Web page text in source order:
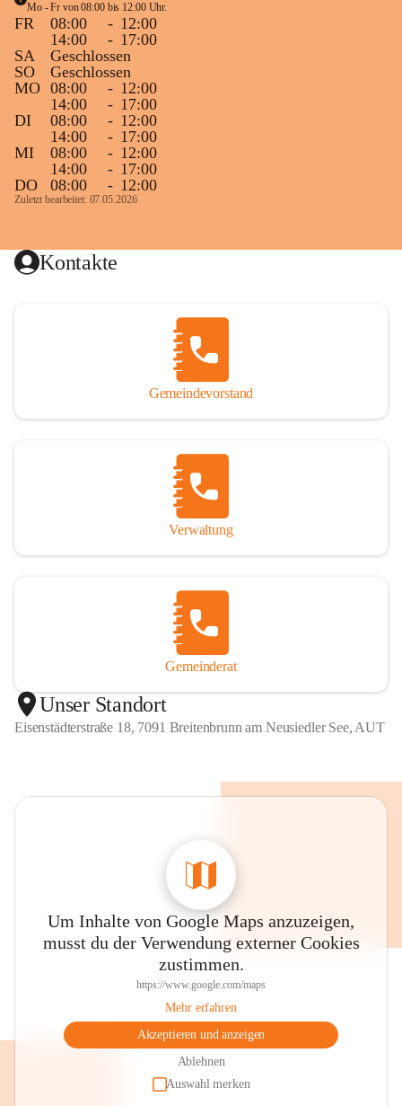
Mo - Fr von 08:00 bis 12:00 Uhr.
FR 08:00 - 12:00
14:00
- 17:00
SA
Geschlossen
SO
Geschlossen
MO 08:00 - 12:00
14:00
- 17:00
DI
08:00 - 12:00
14:00
- 17:00
MI
08:00 - 12:00
14:00
- 17:00
DO
08:00 - 12:00
Zuletzt bearbeitet: 07.05.2026
Kontakte
Gemeindevorstand
Verwaltung
Gemeinderat
Unser Standort
Eisenstädterstraße 18, 7091 Breitenbrunn am Neusiedler See, AUT
Um Inhalte von Google Maps anzuzeigen,
musst du der Verwendung externer Cookies
zustimmen.
https://www.google.com/maps
Mehr erfahren
Akzeptieren und anzeigen
Ablehnen
Auswahl merken